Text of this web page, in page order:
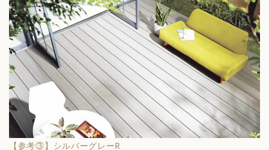
【参考③】シルバーグレーR